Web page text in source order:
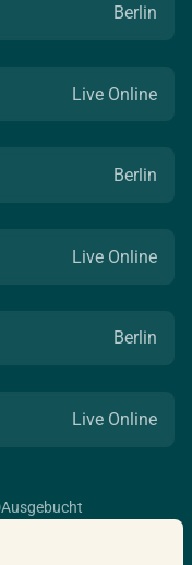
Berlin
Live Online
Berlin
Live Online
Berlin
Live Online
Ausgebucht